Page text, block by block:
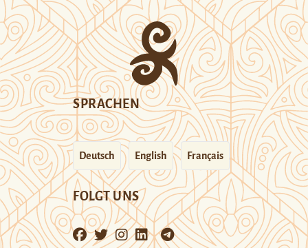
SPRACHEN
Deutsch English Français
FOLGT UNS